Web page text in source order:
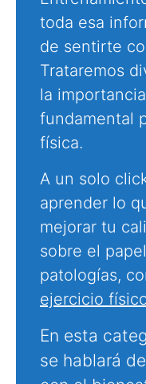
toda esa
de sentirte
Trataremos
la
fundamental
física.
A un solo
aprender lo
mejorar tu
sobre el
patologías,
ejercicio
En esta
se hablará